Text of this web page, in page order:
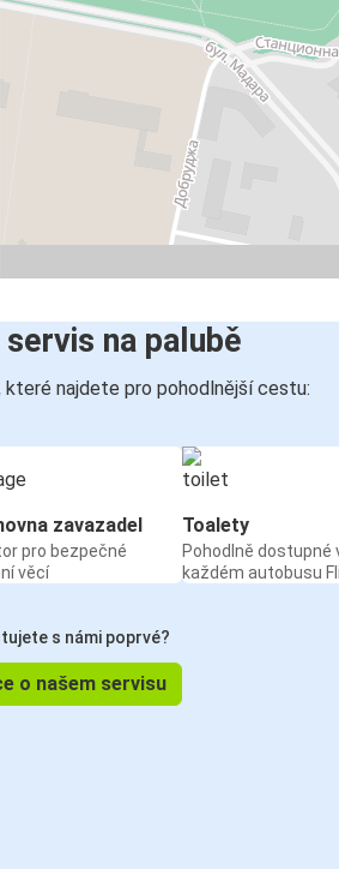
na palubě
najdete pro pohodlnější cestu:
zavazadel
pro bezpečné
věcí
Toalety
Pohodlně dostupné
každém autobusu
s námi poprvé?
o našem servisu